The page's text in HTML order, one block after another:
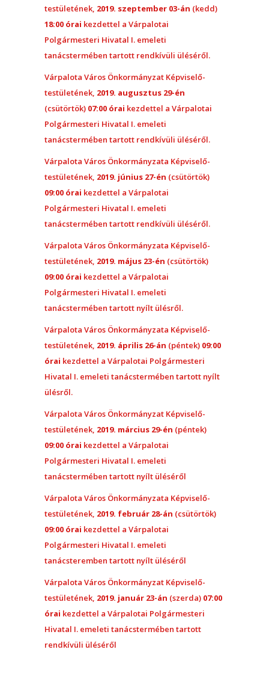
testületének, 2019. szeptember 03-án (kedd)
18:00 órai kezdettel a Várpalotai
Polgármesteri Hivatal I. emeleti
tanácstermében tartott rendkívüli üléséről.
Várpalota Város Önkormányzat Képviselő-
testületének, 2019. augusztus 29-én
(csütörtök) 07:00 órai kezdettel a Várpalotai
Polgármesteri Hivatal I. emeleti
tanácstermében tartott rendkívüli üléséről.
Várpalota Város Önkormányzata Képviselő-
testületének, 2019. június 27-én (csütörtök)
09:00 órai kezdettel a Várpalotai
Polgármesteri Hivatal I. emeleti
tanácstermében tartott rendkívüli üléséről.
Várpalota Város Önkormányzata Képviselő-
testületének, 2019. május 23-én (csütörtök)
09:00 órai kezdettel a Várpalotai
Polgármesteri Hivatal I. emeleti
tanácstermében tartott nyílt ülésről.
Várpalota Város Önkormányzata Képviselő-
testületének, 2019. április 26-án (péntek) 09:00
órai kezdettel a Várpalotai Polgármesteri
Hivatal I. emeleti tanácstermében tartott nyílt
ülésről.
Várpalota Város Önkormányzat Képviselő-
testületének, 2019. március 29-én (péntek)
09:00 órai kezdettel a Várpalotai
Polgármesteri Hivatal I. emeleti
tanácstermében tartott nyílt üléséről
Várpalota Város Önkormányzata Képviselő-
testületének, 2019. február 28-án (csütörtök)
09:00 órai kezdettel a Várpalotai
Polgármesteri Hivatal I. emeleti
tanácsteremben tartott nyílt üléséről
Várpalota Város Önkormányzat Képviselő-
testületének, 2019. január 23-án (szerda) 07:00
órai kezdettel a Várpalotai Polgármesteri
Hivatal I. emeleti tanácstermében tartott
rendkívüli üléséről